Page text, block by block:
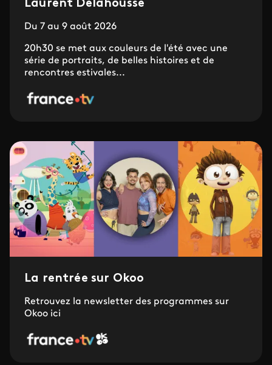
Laurent Delahousse
Du 7 au 9 août 2026
20h30 se met aux couleurs de l'été avec une
série de portraits, de belles histoires et de
rencontres estivales...
La rentrée sur Okoo
Retrouvez la newsletter des programmes sur
Okoo ici